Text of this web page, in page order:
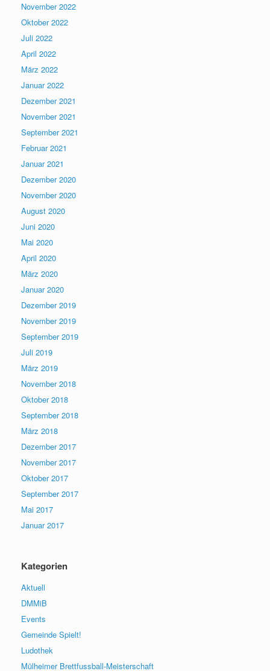
November 2022
Oktober 2022
Juli 2022
April 2022
März 2022
Januar 2022
Dezember 2021
November 2021
September 2021
Februar 2021
Januar 2021
Dezember 2020
November 2020
August 2020
Juni 2020
Mai 2020
April 2020
März 2020
Januar 2020
Dezember 2019
November 2019
September 2019
Juli 2019
März 2019
November 2018
Oktober 2018
September 2018
März 2018
Dezember 2017
November 2017
Oktober 2017
September 2017
Mai 2017
Januar 2017
Kategorien
Aktuell
DMMiB
Events
Gemeinde Spielt!
Ludothek
Mülheimer Brettfussball-Meisterschaft